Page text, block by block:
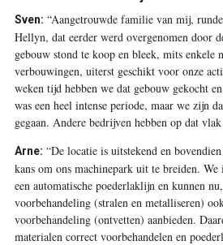
Sven: “Aangetrouwde familie van mij,
Hellyn, dat eerder werd overgenomen door
gebouw stond te koop en bleek, mits enkele
verbouwingen, uiterst geschikt voor onze
weken tijd hebben we dat gebouw gekocht
was een heel intense periode, maar we zijn
gegaan. Andere bedrijven hebben op dat
Arne: “De locatie is uitstekend en
kans om ons machinepark uit te breiden. We
een automatische poederlaklijn en kunnen
voorbehandeling (stralen en metalliseren)
voorbehandeling (ontvetten) aanbieden.
materialen correct voorbehandelen en